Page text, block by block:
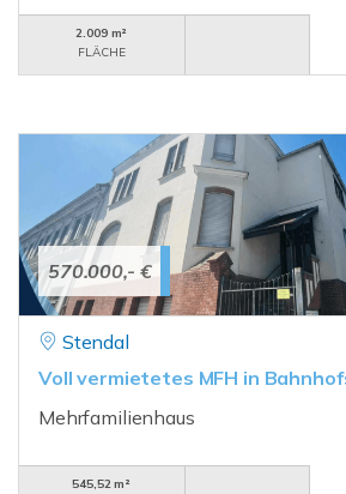
2.009 m²
FLÄCHE
570.000,- €
Stendal
Voll vermietetes MFH in
Mehrfamilienhaus
545,52 m²